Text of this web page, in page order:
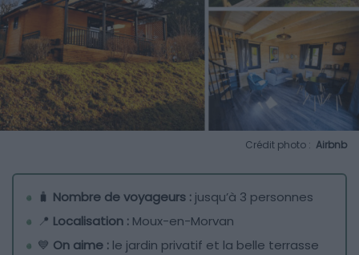
Crédit photo : Airbnb
🧳 Nombre de voyageurs : jusqu’à 3 personnes
📍 Localisation : Moux-en-Morvan
💙 On aime : le jardin privatif et la belle terrasse